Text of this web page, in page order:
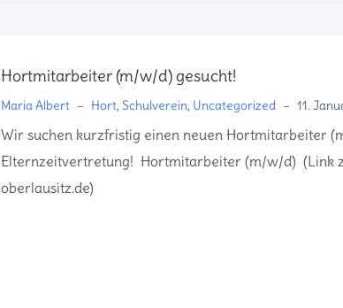
Hortmitarbeiter (m/w/d) gesucht!
Maria Albert – Hort, Schulverein, Uncategorized – 11.
Wir suchen kurzfristig einen neuen Hortmitarbeiter
Elternzeitvertretung! Hortmitarbeiter (m/w/d) (Link
oberlausitz.de)